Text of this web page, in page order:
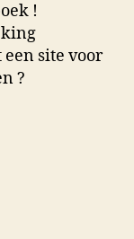
!
site voor
?